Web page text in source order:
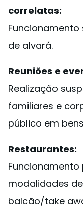
correlatas:
de alvará.
Reuniões e
Realização
familiares e
público em
Restaurantes:
modalidades
balcão/take